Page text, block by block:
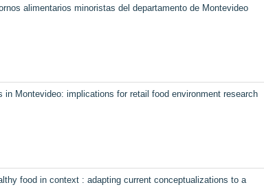
alimentarios minoristas del departamento de Montevideo
in Montevideo: implications for retail food environment research
food in context : adapting current conceptualizations to a